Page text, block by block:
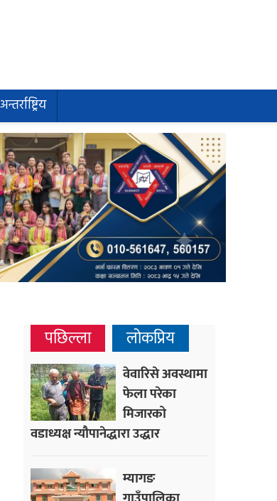
अन्तर्राष्ट्रिय
पछिल्ला लोकप्रिय
वेवारिसे अवस्थामा
फेला परेका
मिजारको
वडाध्यक्ष न्यौपानेद्धारा उद्धार
म्यागङ